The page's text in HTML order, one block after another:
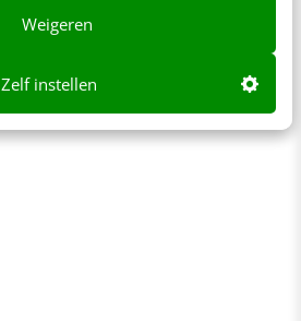
Weigeren
Zelf instellen